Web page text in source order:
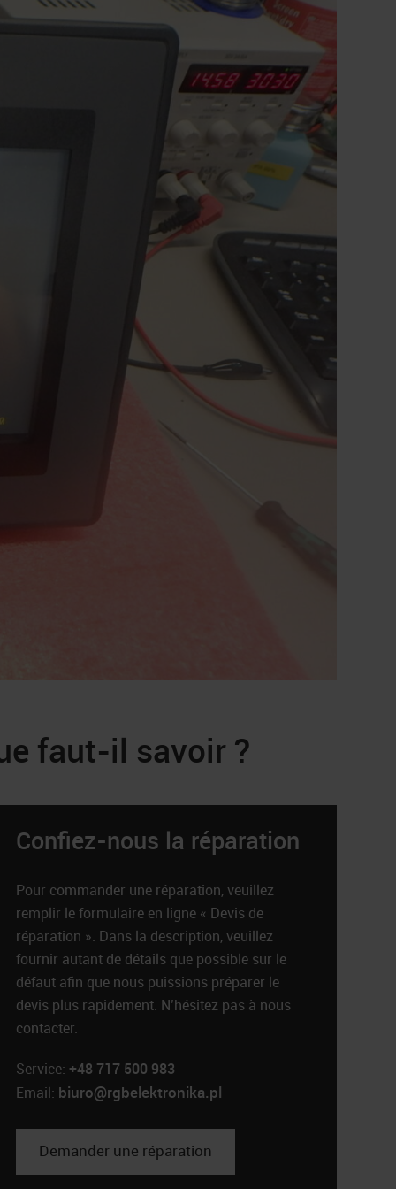
faut-il savoir ?
Confiez-nous la réparation
Pour commander une réparation, veuillez
remplir le formulaire en ligne « Devis de
réparation ». Dans la description, veuillez
fournir autant de détails que possible sur le
défaut afin que nous puissions préparer le
devis plus rapidement. N’hésitez pas à nous
contacter.
Service:+48 717 500 983
Email: biuro@rgbelektronika.pl
Demander une réparation